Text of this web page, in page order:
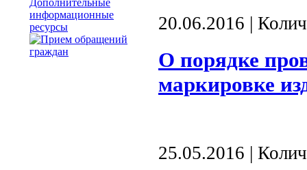
Дополнительные
информационные
ресурсы
20.06.2016 |
О порядке
маркировке
25.05.2016 |